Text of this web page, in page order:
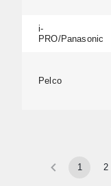
i-
PRO/Panasonic
Pelco
1 2